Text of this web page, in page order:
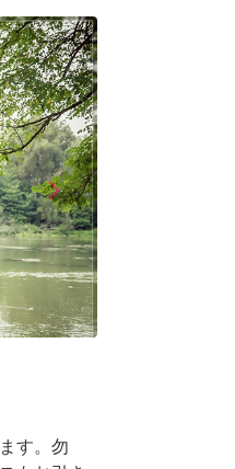
arrow_forward_iosNext
す。勿